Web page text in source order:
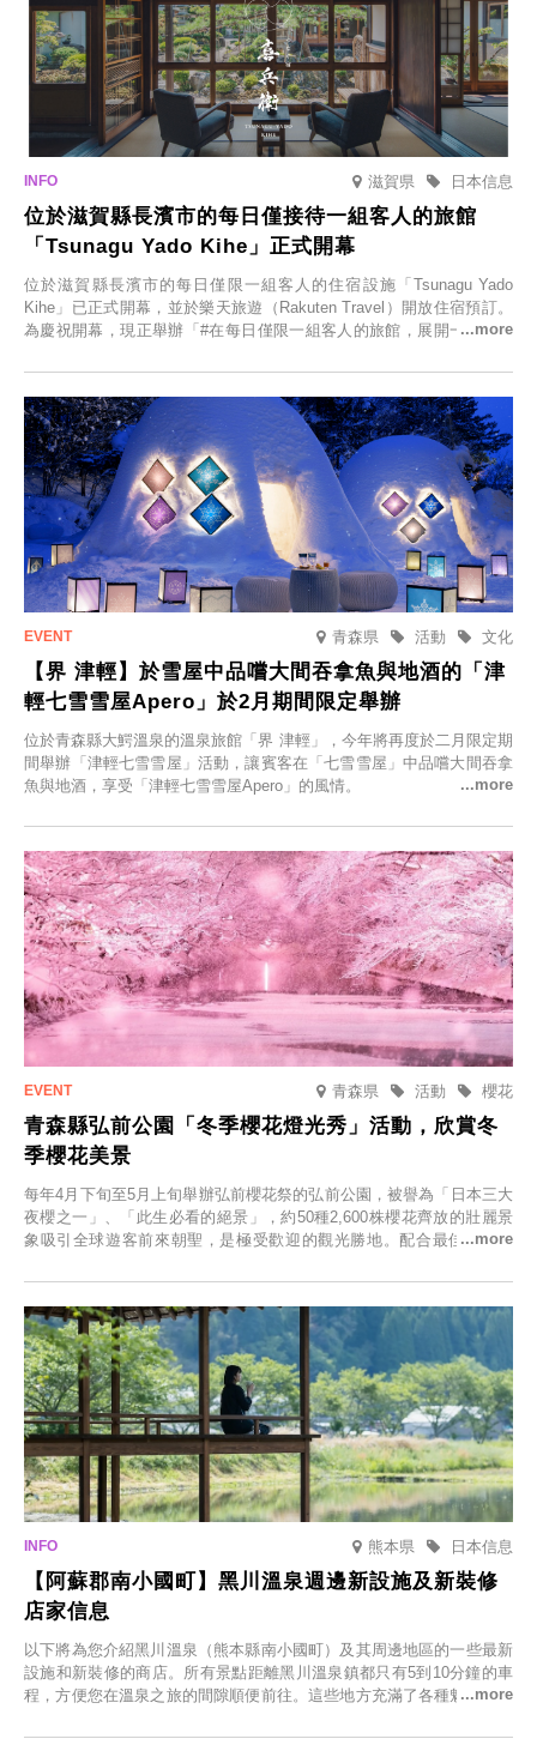
滋賀県 日本信息
位於滋賀縣長濱市的每日僅接待一組客人的旅館
「Tsunagu Yado Kihe」正式開幕
位於滋賀縣長濱市的每日僅限一組客人的住宿設施「Tsunagu Yado
Kihe」已正式開幕，並於樂天旅遊（Rakuten Travel）開放住宿預訂。
為慶祝開幕，現正舉辦「#在每日僅限一組客人的旅館，展開一生一次
人的旅館，您才能在此與重要的人共度獨一無二的特別時光。
青森県 文化
活動
【界 津輕】於雪屋中品嚐大間吞拿魚與地酒的「津
輕七雪雪屋Apero」於2月期間限定舉辦
位於青森縣大鰐溫泉的溫泉旅館「界 津輕」，今年將再度於二月限定期
間舉辦「津輕七雪雪屋」活動，讓賓客在「七雪雪屋」中品嚐大間吞拿
魚與地酒，享受「津輕七雪雪屋Apero」的風情。
青森県 櫻花
活動
青森縣弘前公園「冬季櫻花燈光秀」活動，欣賞冬
季櫻花美景
每年4月下旬至5月上旬舉辦弘前櫻花祭的弘前公園，被譽為「日本三大
夜櫻之一」、「此生必看的絕景」，約50種2,600株櫻花齊放的壯麗景
象吸引全球遊客前來朝聖，是極受歡迎的觀光勝地。配合最佳觀雪時
「冬季櫻花燈光秀」。
熊本県 日本信息
【阿蘇郡南小國町】黑川溫泉週邊新設施及新裝修
店家信息
以下將為您介紹黑川溫泉（熊本縣南小國町）及其周邊地區的一些最新
設施和新裝修的商店。所有景點距離黑川溫泉鎮都只有5到10分鐘的車
程，方便您在溫泉之旅的間隙順便前往。這些地方充滿了各種魅力，包
食材的餐廳。讓您體驗黑川溫泉的全新樂趣。